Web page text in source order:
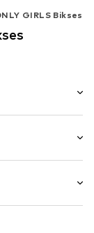
GIRLS Bikses